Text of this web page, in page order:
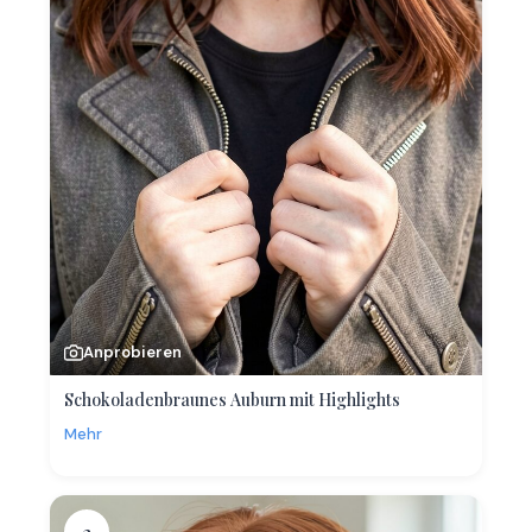
Anprobieren
Schokoladenbraunes Auburn mit Highlights
Mehr